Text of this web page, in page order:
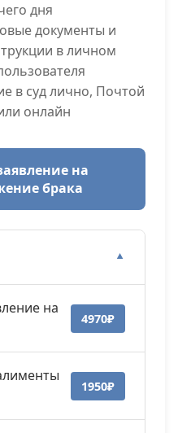
дня
документы и
в личном
в суд лично, Почтой
онлайн
на
брака
▼
на
4970₽
1950₽